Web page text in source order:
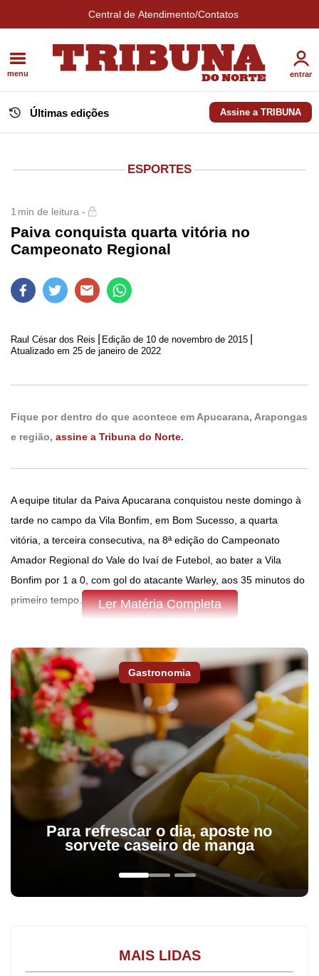
Central de Atendimento/Contatos
menu entrar
Últimas edições Assine a TRIBUNA
ESPORTES
1 min de leitura -
Paiva conquista quarta vitória no
Campeonato Regional
Raul César dos Reis Edição de 10 de novembro de 2015
Atualizado em 25 de janeiro de 2022
Fique por dentro do que acontece em Apucarana, Arapongas
e região, assine a Tribuna do Norte.
A equipe titular da Paiva Apucarana conquistou neste domingo à
tarde no campo da Vila Bonfim, em Bom Sucesso, a quarta
vitória, a terceira consecutiva, na 8ª edição do Campeonato
Amador Regional do Vale do Ivaí de Futebol, ao bater a Vila
Bonfim por 1 a 0, com gol do atacante Warley, aos 35 minutos do
primeiro tempo.
encerrada aos 20 minutos da etapa complementar por falta de
segurança.
Na preliminar, pela categoria aspirante, Vila Bonfim e Paiva
empataram por um gol.
Também pela categoria aspirante, em casa, o Lunardelli venceu o
Corumbataí do Sul por 3 a 0. Em Jandaia do Sul, o Juventude
derrotou São João do Ivaí por 1 a 0. Na categoria titular, os
resultados foram: Lunardelli 1 x 0 Corumbataí e Juventude 6 x 1
São João do Ivaí.
No próximo domingo vai ocorrer a quarta rodada. O Lunardelli
receberá o Juventude, o Corumbataí do Sul encara a Paiva e o
São João do Ivaí joga contra a Vila Bonfim.
Ler Matéria Completa
Gastronomia
Para refrescar o dia, aposte no
sorvete caseiro de manga
MAIS LIDAS